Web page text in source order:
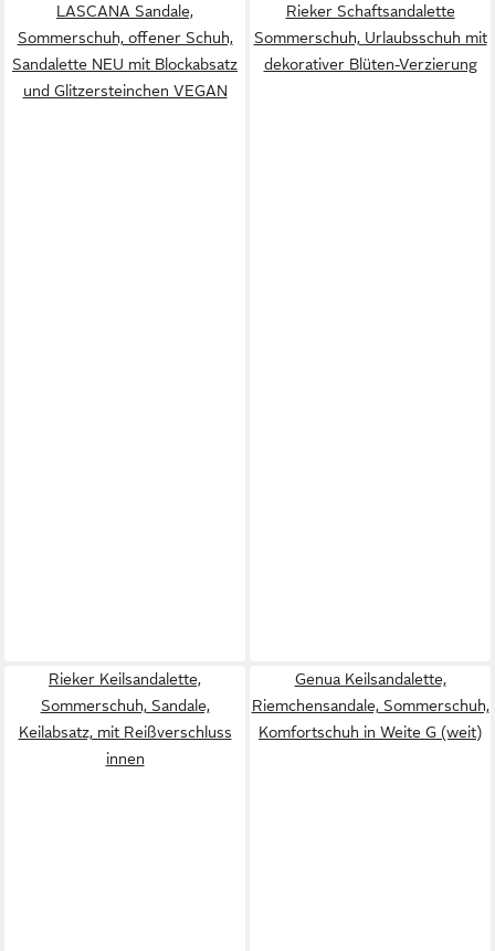
LASCANA Sandale,
Sommerschuh, offener Schuh,
Sandalette NEU mit Blockabsatz
und Glitzersteinchen VEGAN
Rieker Schaftsandalette
Sommerschuh, Urlaubsschuh mit
dekorativer Blüten-Verzierung
Rieker Keilsandalette,
Sommerschuh, Sandale,
Keilabsatz, mit Reißverschluss
innen
Genua Keilsandalette,
Riemchensandale, Sommerschuh,
Komfortschuh in Weite G (weit)